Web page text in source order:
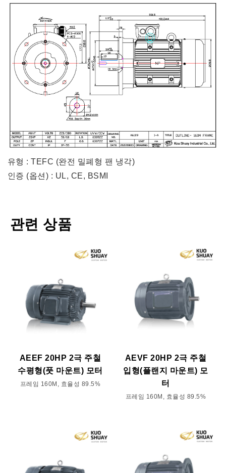
유형 : TEFC (완전 밀폐형 팬 냉각)
인증 (옵션) : UL, CE, BSMI
관련 상품
AEEF 20HP 2극 주철
수평형(풋 마운트) 모터
프레임 160M, 효율성 89.5%
AEVF 20HP 2극 주철
입형(플랜지 마운트) 모
터
프레임 160M, 효율성 89.5%